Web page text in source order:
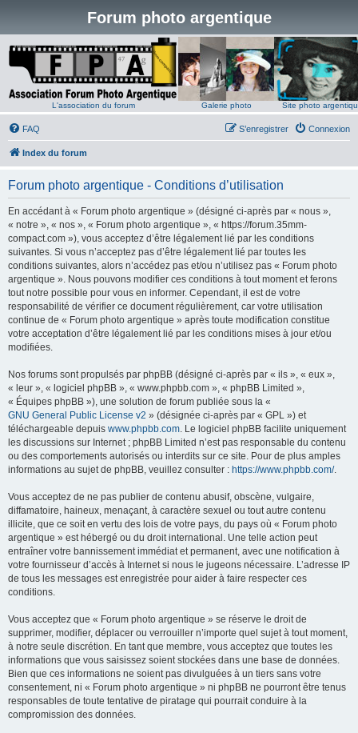
Forum photo argentique
L'association du forum Galerie photo Site photo
FAQ Connexion
S’enregistrer
Index du forum
Forum photo argentique - Conditions d’utilisation
En accédant à « Forum photo argentique » (désigné ci-après par « nous »,
« notre », « nos », « Forum photo argentique », « https://forum.35mm-
compact.com »), vous acceptez d’être légalement lié par les conditions
suivantes. Si vous n’acceptez pas d’être légalement lié par toutes les
conditions suivantes, alors n’accédez pas et/ou n’utilisez pas « Forum photo
argentique ». Nous pouvons modifier ces conditions à tout moment et ferons
tout notre possible pour vous en informer. Cependant, il est de votre
responsabilité de vérifier ce document régulièrement, car votre utilisation
continue de « Forum photo argentique » après toute modification constitue
votre acceptation d’être légalement lié par les conditions mises à jour et/ou
modifiées.
Nos forums sont propulsés par phpBB (désigné ci-après par « ils », « eux »,
« leur », « logiciel phpBB », « www.phpbb.com », « phpBB Limited »,
« Équipes phpBB »), une solution de forum publiée sous la «
GNU General Public License v2 » (désignée ci-après par « GPL ») et
téléchargeable depuis www.phpbb.com. Le logiciel phpBB facilite uniquement
les discussions sur Internet ; phpBB Limited n’est pas responsable du contenu
ou des comportements autorisés ou interdits sur ce site. Pour de plus amples
informations au sujet de phpBB, veuillez consulter : https://www.phpbb.com/.
Vous acceptez de ne pas publier de contenu abusif, obscène, vulgaire,
diffamatoire, haineux, menaçant, à caractère sexuel ou tout autre contenu
illicite, que ce soit en vertu des lois de votre pays, du pays où « Forum photo
argentique » est hébergé ou du droit international. Une telle action peut
entraîner votre bannissement immédiat et permanent, avec une notification à
votre fournisseur d’accès à Internet si nous le jugeons nécessaire. L’adresse IP
de tous les messages est enregistrée pour aider à faire respecter ces
conditions.
Vous acceptez que « Forum photo argentique » se réserve le droit de
supprimer, modifier, déplacer ou verrouiller n’importe quel sujet à tout moment,
à notre seule discrétion. En tant que membre, vous acceptez que toutes les
informations que vous saisissez soient stockées dans une base de données.
Bien que ces informations ne soient pas divulguées à un tiers sans votre
consentement, ni « Forum photo argentique » ni phpBB ne pourront être tenus
responsables de toute tentative de piratage qui pourrait conduire à la
compromission des données.